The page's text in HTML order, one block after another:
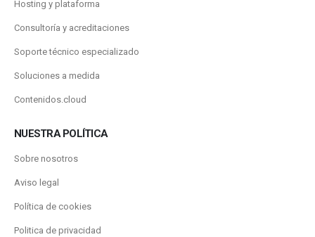
Hosting y plataforma
Consultoría y acreditaciones
Soporte técnico especializado
Soluciones a medida
Contenidos.cloud
NUESTRA POLÍTICA
Sobre nosotros
Aviso legal
Política de cookies
Politica de privacidad